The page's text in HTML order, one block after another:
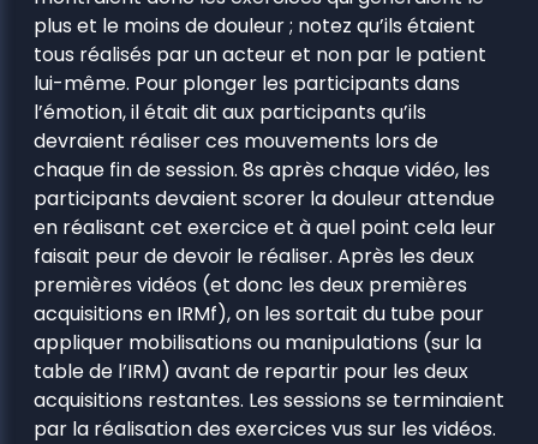
plus et le moins de douleur ; notez qu’ils étaient
tous réalisés par un acteur et non par le patient
lui-même. Pour plonger les participants dans
l’émotion, il était dit aux participants qu’ils
devraient réaliser ces mouvements lors de
chaque fin de session. 8s après chaque vidéo, les
participants devaient scorer la douleur attendue
en réalisant cet exercice et à quel point cela leur
faisait peur de devoir le réaliser. Après les deux
premières vidéos (et donc les deux premières
acquisitions en IRMf), on les sortait du tube pour
appliquer mobilisations ou manipulations (sur la
table de l’IRM) avant de repartir pour les deux
acquisitions restantes. Les sessions se terminaient
par la réalisation des exercices vus sur les vidéos.